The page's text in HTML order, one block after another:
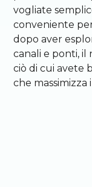
vogliate
conveniente
dopo aver
canali e ponti, il
ciò di cui avete
che